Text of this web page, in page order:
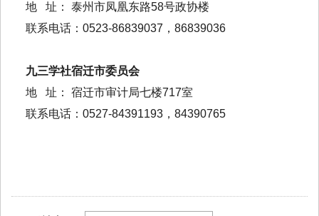
地 址： 泰州市凤凰东路58号政协楼
联系电话：0523-86839037，86839036
九三学社宿迁市委员会
地 址： 宿迁市审计局七楼717室
联系电话：0527-84391193，84390765